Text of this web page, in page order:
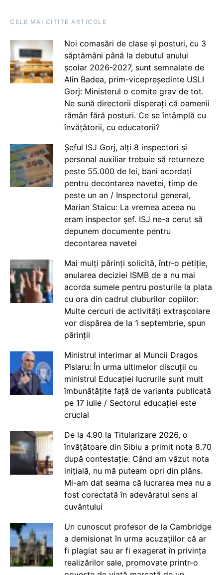
CELE MAI CITITE ARTICOLE
Noi comasări de clase și posturi, cu 3
săptămâni până la debutul anului
școlar 2026-2027, sunt semnalate de
Alin Badea, prim-vicepreședinte USLI
Gorj: Ministerul o comite grav de tot.
Ne sună directorii disperați că oamenii
rămân fără posturi. Ce se întâmplă cu
învățătorii, cu educatorii?
Șeful ISJ Gorj, alți 8 inspectori și
personal auxiliar trebuie să returneze
peste 55.000 de lei, bani acordați
pentru decontarea navetei, timp de
peste un an / Inspectorul general,
Marian Staicu: La vremea aceea nu
eram inspector șef. ISJ ne-a cerut să
depunem documente pentru
decontarea navetei
Mai mulți părinți solicită, într-o petiție,
anularea deciziei ISMB de a nu mai
acorda sumele pentru posturile la plata
cu ora din cadrul cluburilor copiilor:
Multe cercuri de activități extrașcolare
vor dispărea de la 1 septembrie, spun
părinții
Ministrul interimar al Muncii Dragos
Pîslaru: În urma ultimelor discuții cu
ministrul Educației lucrurile sunt mult
îmbunătățite față de varianta publicată
pe 17 iulie / Sectorul educației este
crucial
De la 4.90 la Titularizare 2026, o
învățătoare din Sibiu a primit nota 8.70
după contestație: Când am văzut nota
inițială, nu mă puteam opri din plâns.
Mi-am dat seama că lucrarea mea nu a
fost corectată în adevăratul sens al
cuvântului
Un cunoscut profesor de la Cambridge
a demisionat în urma acuzațiilor că ar
fi plagiat sau ar fi exagerat în privința
realizărilor sale, promovate printr-o